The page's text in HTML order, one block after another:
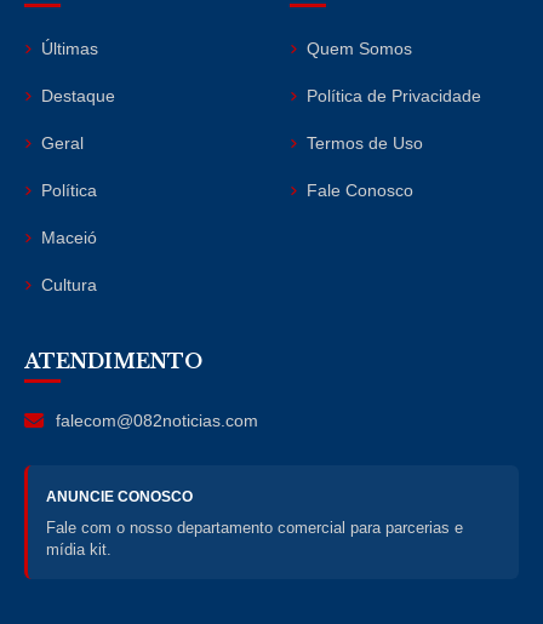
Últimas
Destaque
Geral
Política
Maceió
Cultura
Quem Somos
Política de Privacidade
Termos de Uso
Fale Conosco
ATENDIMENTO
falecom@082noticias.com
ANUNCIE CONOSCO
Fale com o nosso departamento comercial para parcerias e
mídia kit.